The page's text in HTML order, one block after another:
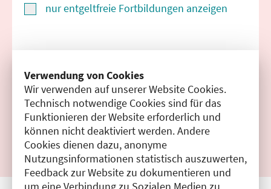
Verwendung von Cookies
Wir verwenden auf unserer Website Cookies.
Technisch notwendige Cookies sind für das
Funktionieren der Website erforderlich und
können nicht deaktiviert werden. Andere
Cookies dienen dazu, anonyme
Nutzungsinformationen statistisch auszuwerten,
Feedback zur Website zu dokumentieren und
um eine Verbindung zu Sozialen Medien zu
nur entgeltfreie Fortbildungen anzeigen
Filter zurücksetzen
Ergebnisse drucken